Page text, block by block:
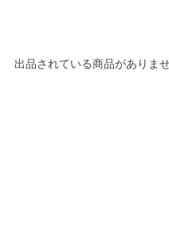
出品されている商品がありませ